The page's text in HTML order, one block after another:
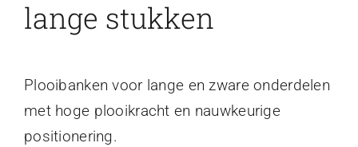
lange stukken
Plooibanken voor lange en zware onderdelen
met hoge plooikracht en nauwkeurige
positionering.